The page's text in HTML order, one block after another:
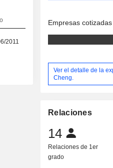
2011
Empresas cotizadas
Ver el detalle de la
Cheng.
Relaciones
14
Relaciones de 1er
grado